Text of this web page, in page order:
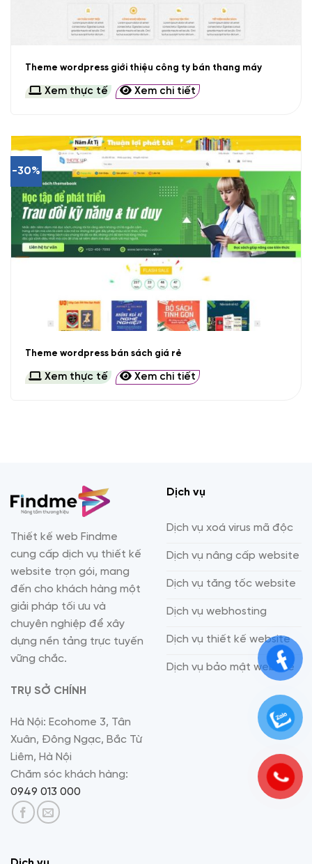
Theme wordpress giới thiệu công ty bán thang máy
Xem thực tế Xem chi tiết
-30%
Theme wordpress bán sách giá rẻ
Xem thực tế Xem chi tiết
Thiết kế web Findme
cung cấp dịch vụ thiết kế
website trọn gói, mang
đến cho khách hàng một
giải pháp tối ưu và
chuyên nghiệp để xây
dựng nền tảng trực tuyến
vững chắc.
TRỤ SỞ CHÍNH
Hà Nội: Ecohome 3, Tân
Xuân, Đông Ngạc, Bắc Từ
Liêm, Hà Nội
Chăm sóc khách hàng:
0949 013 000
Dịch vụ
Dịch vụ xoá virus mã độc
Dịch vụ nâng cấp website
Dịch vụ tăng tốc website
Dịch vụ webhosting
Dịch vụ thiết kế website
Dịch vụ bảo mật website